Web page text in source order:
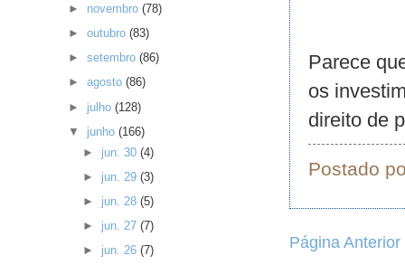
Parece
os
direito de
Postado
Página Anterior
► novembro(78)
►outubro(83)
►setembro(86)
►agosto(86)
► julho(128)
▼ junho(166)
► jun. 30 (4)
► jun. 29 (3)
► jun. 28 (5)
► jun. 27 (7)
► jun. 26 (7)